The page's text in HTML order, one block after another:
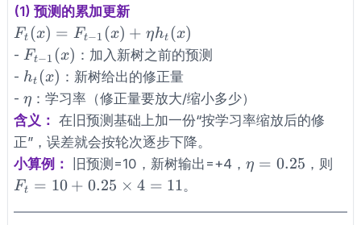
(1) 预测的累加更新
F_t(x)=F_{t-
1}(x)+\eta
h_t(x)
Ft (x) = Ft−1 (x) + ηht (x)
- F_{t-
1}(x)
Ft−1 (x) ：加入新树之前的预测
- h_t(x)
ht (x) ：新树给出的修正量
- \eta
η ：学习率（修正量要放大/缩小多少）
含义： 在旧预测基础上加一份“按学习率缩放后的修
正”，误差就会按轮次逐步下降。
小算例：
旧预测=10，新树输出=+4， \eta=0.25
η = 0.25 ，则
F_t=10+0.25\times4=11
Ft = 10 + 0.25 × 4 = 11。